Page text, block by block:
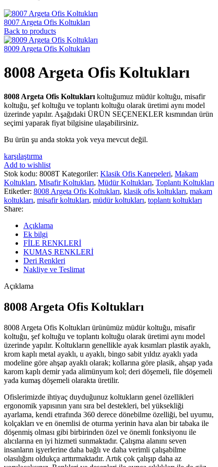
8007 Argeta Ofis Koltukları
Back to products
8009 Argeta Ofis Koltukları
8008 Argeta Ofis Koltukları
8008 Argeta Ofis Koltukları koltuğumuz müdür koltuğu, misafir
koltuğu, şef koltuğu ve toplantı koltuğu olarak üretimi aynı model
üzerinde yapılır. Aşağıdaki ÜRÜN SEÇENEKLER kısmından ürün
seçimi yaparak fiyat bilgisine ulaşabilirsiniz.
Bu ürün şu anda stokta yok veya mevcut değil.
karşılaştırma
Add to wishlist
Stok kodu: 8008T Kategoriler: Klasik Ofis Kanepeleri, Makam
Koltukları, Misafir Koltukları, Müdür Koltukları, Toplantı Koltukları
Etiketler: 8008 Argeta Ofis Koltukları, klasik ofis koltukları, makam
koltukları, misafir koltukları, müdür koltukları, toplantı koltukları
Share:
Açıklama
Ek bilgi
FİLE RENKLERİ
KUMAŞ RENKLERİ
Deri Renkleri
Nakliye ve Teslimat
Açıklama
8008 Argeta Ofis Koltukları
8008 Argeta Ofis Koltukları ürünümüz müdür koltuğu, misafir
koltuğu, şef koltuğu ve toplantı koltuğu olarak üretimi aynı model
üzerinde yapılır. Koltukların genellikle ayak kısımları plastik ayaklı,
krom kaplı metal ayaklı, u ayaklı, bingo sabit yıldız ayaklı yada
modeline göre ahşap ayaklı olarak; kollarına göre plasik, ahşap yada
karom kaplı demir yada alimünyum kol; deri döşemeli, file döşemeli
yada kumaş döşemeli olarakta üretilir.
Ofislerimizde ihtiyaç duyduğunuz koltukların genel özellikleri
ergonomik yapısının yanı sıra bel destekleri, bel yüksekliği
ayarlama, kendi etrafında 360 derece dönebilme özelliği, bel uyumu,
kolçakları ve en önemlisi de oturma yerinin hava alan bir tabaka ile
döşenmiş olması gibi birbirinden özel ve önemli fonksiyonu ile
alıcılarına en iyi hizmeti sunmaktadır. Çalışma alanını seven
insanların işyerlerine daha bağlı ve daha verimli çalışabilme
olasılığını oldukça arttırmaktadır. Artık çok çalışıp daha az